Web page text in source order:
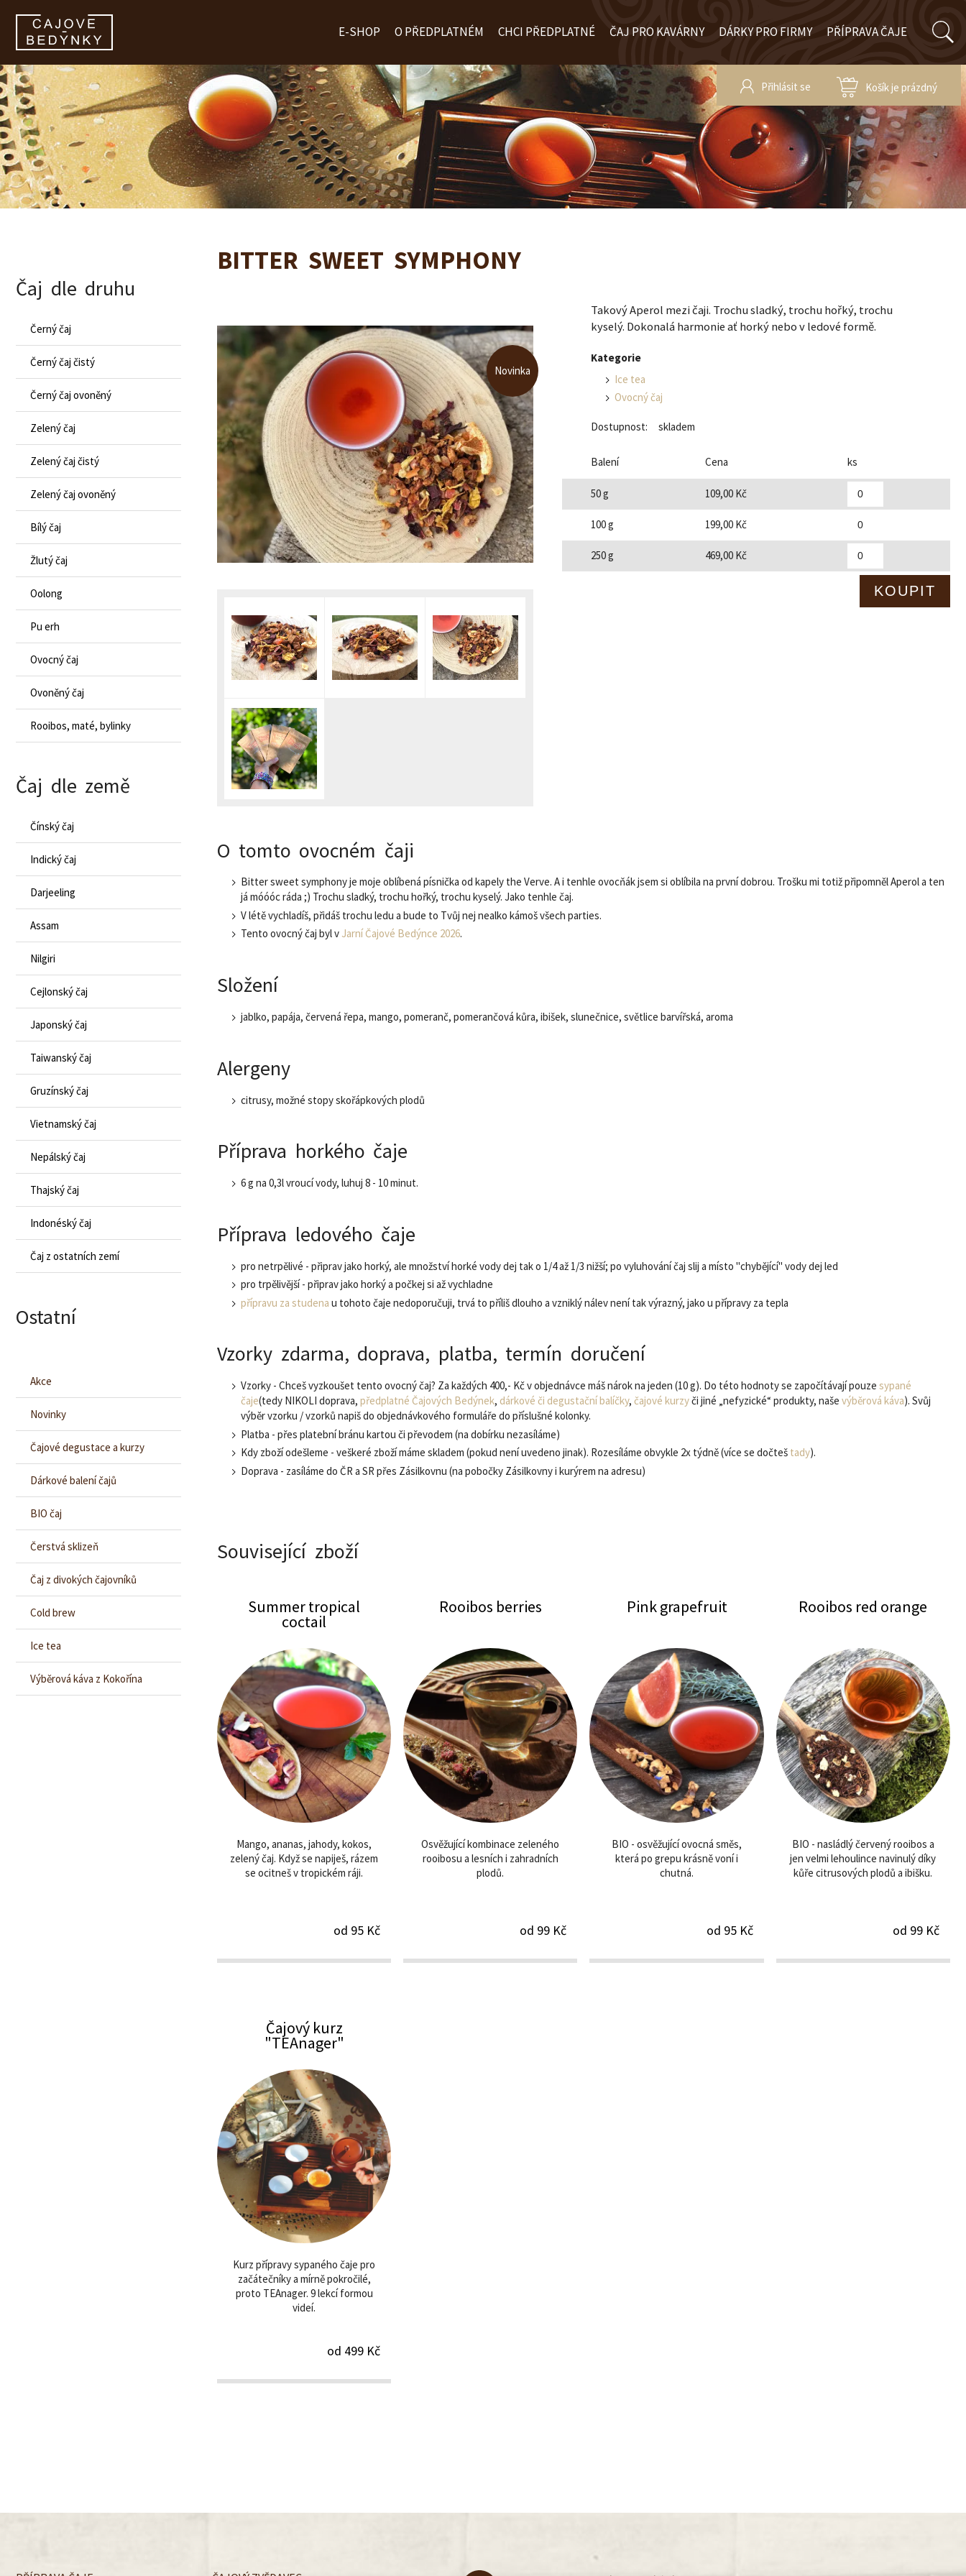
E-SHOP O PŘEDPLATNÉM CHCI PŘEDPLATNÉ ČAJ PRO KAVÁRNY DÁRKY PRO FIRMY PŘÍPRAVA ČAJE
Přihlásit se Košík je prázdný
zobrazit obsah košíku
BITTER SWEET SYMPHONY
Takový Aperol mezi čaji. Trochu sladký, trochu hořký, trochu
kyselý. Dokonalá harmonie ať horký nebo v ledové formě.
Kategorie
Ice tea
Ovocný čaj
Dostupnost: skladem
Balení Cena ks
50 g 109,00 Kč
100 g 199,00 Kč
250 g 469,00 Kč
Novinka
O tomto ovocném čaji
Bitter sweet symphony je moje oblíbená písnička od kapely the Verve. A i tenhle ovocňák jsem si oblíbila na první dobrou. Trošku mi totiž připomněl Aperol a ten
já móóóc ráda ;) Trochu sladký, trochu hořký, trochu kyselý. Jako tenhle čaj.
V létě vychladíš, přidáš trochu ledu a bude to Tvůj nej nealko kámoš všech parties.
Tento ovocný čaj byl v Jarní Čajové Bedýnce 2026.
Složení
jablko, papája, červená řepa, mango, pomeranč, pomerančová kůra, ibišek, slunečnice, světlice barvířská, aroma
Alergeny
citrusy, možné stopy skořápkových plodů
Příprava horkého čaje
6 g na 0,3l vroucí vody, luhuj 8 - 10 minut.
Příprava ledového čaje
pro netrpělivé - připrav jako horký, ale množství horké vody dej tak o 1/4 až 1/3 nižší; po vyluhování čaj slij a místo "chybějící" vody dej led
pro trpělivější - připrav jako horký a počkej si až vychladne
přípravu za studena u tohoto čaje nedoporučuji, trvá to příliš dlouho a vzniklý nálev není tak výrazný, jako u přípravy za tepla
Vzorky zdarma, doprava, platba, termín doručení
Vzorky - Chceš vyzkoušet tento ovocný čaj? Za každých 400,- Kč v objednávce máš nárok na jeden (10 g). Do této hodnoty se započítávají pouze sypané
čaje(tedy NIKOLI doprava, předplatné Čajových Bedýnek, dárkové či degustační balíčky, čajové kurzyči jiné „nefyzické“ produkty, naše výběrová káva). Svůj
výběr vzorku / vzorků napiš do objednávkového formuláře do příslušné kolonky.
Platba - přes platební bránu kartou či převodem (na dobírku nezasíláme)
Kdy zboží odešleme - veškeré zboží máme skladem (pokud není uvedeno jinak). Rozesíláme obvykle 2x týdně (více se dočteš tady).
Doprava - zasíláme do ČR a SR přes Zásilkovnu (na pobočky Zásilkovny i kurýrem na adresu)
Související zboží
Summer tropical
coctail
Mango, ananas, jahody, kokos,
zelený čaj. Když se napiješ, rázem
se ocitneš v tropickém ráji.
od 95 Kč
Rooibos berries
Osvěžující kombinace zeleného
rooibosu a lesních i zahradních
plodů.
od 99 Kč
Pink grapefruit
BIO - osvěžující ovocná směs,
která po grepu krásně voní i
chutná.
od 95 Kč
Pink grapefruit Rooibos red orange
BIO - nasládlý červený rooibos a
jen velmi lehoulince navinulý díky
kůře citrusových plodů a ibišku.
od 99 Kč
Rooibos red orange
Čajový kurz
"TEAnager"
Kurz přípravy sypaného čaje pro
začátečníky a mírně pokročilé,
proto TEAnager. 9 lekcí formou
videí.
od 499 Kč
Čaj dle druhu
Černý čaj
Černý čaj čistý
Černý čaj ovoněný
Zelený čaj
Zelený čaj čistý
Zelený čaj ovoněný
Bílý čaj
Žlutý čaj
Oolong
Pu erh
Ovocný čaj
Ovoněný čaj
Rooibos, maté, bylinky
Čaj dle země
Čínský čaj
Indický čaj
Darjeeling
Assam
Nilgiri
Cejlonský čaj
Japonský čaj
Taiwanský čaj
Gruzínský čaj
Vietnamský čaj
Nepálský čaj
Thajský čaj
Indonéský čaj
Čaj z ostatních zemí
Ostatní
Akce
Novinky
Čajové degustace a kurzy
Dárkové balení čajů
BIO čaj
Čerstvá sklizeň
Čaj z divokých čajovníků
Cold brew
Ice tea
Výběrová káva z Kokořína